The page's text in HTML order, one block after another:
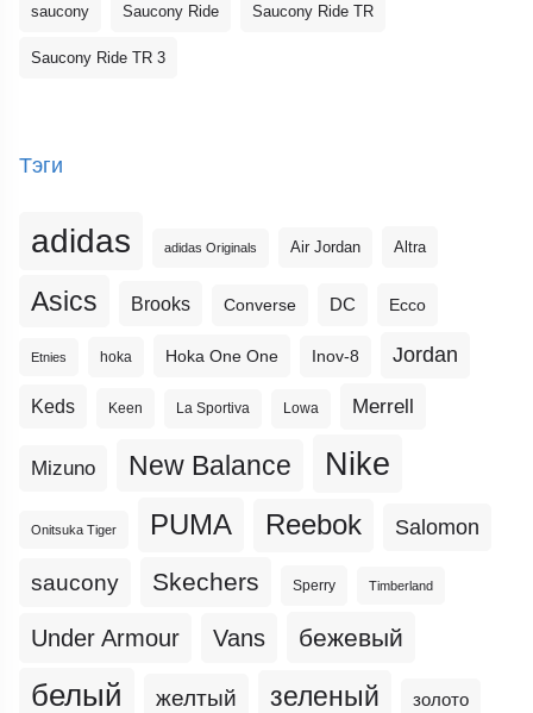
saucony Saucony Ride Saucony Ride TR
Saucony Ride TR 3
Тэги
adidas adidas Originals Air Jordan Altra
Asics Brooks Converse DC Ecco
Etnies hoka Hoka One One Inov-8 Jordan
Keds Keen La Sportiva Lowa Merrell
Mizuno New Balance Nike
Onitsuka Tiger PUMA Reebok Salomon
saucony Skechers Sperry Timberland
Under Armour Vans бежевый
белый желтый зеленый золото